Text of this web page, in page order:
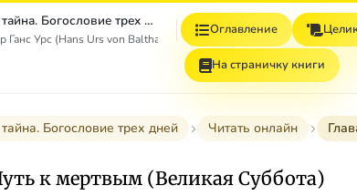
Пасхальная тайна. Богословие трех дней
Ганс Урс (Hans Urs von Balthasar)
Оглавление
На страничку книги
Богословие трех дней Читать онлайн
к мертвым (Великая Суббота)